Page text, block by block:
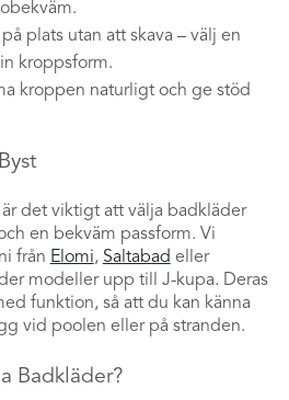
plats utan att skava – välj en
kroppsform.
kroppen naturligt och ge stöd
det viktigt att välja badkläder
en bekväm passform. Vi
från Elomi, Saltabad eller
modeller upp till J-kupa. Deras
funktion, så att du kan känna
vid poolen eller på stranden.
Badkläder?